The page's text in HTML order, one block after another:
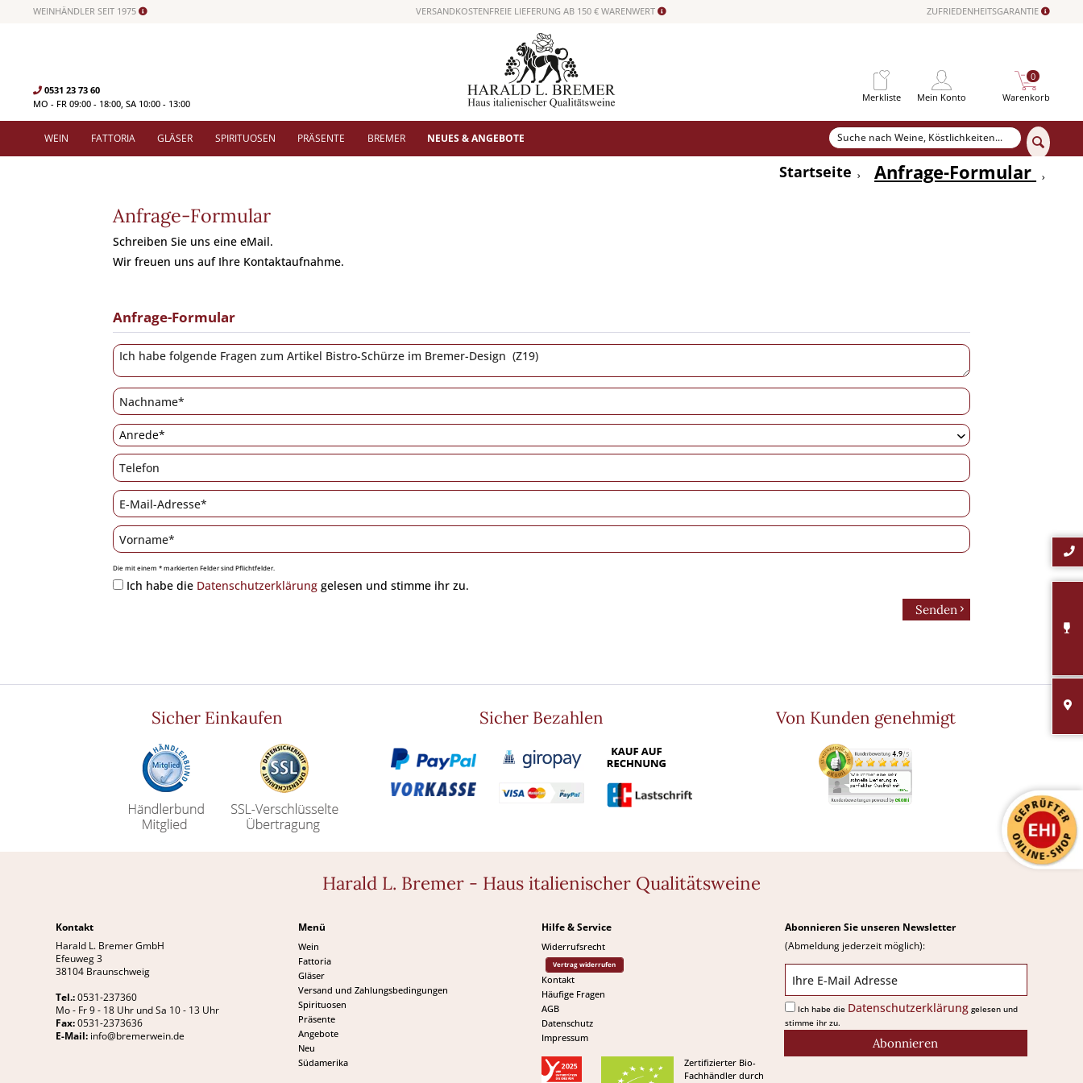
WEINHÄNDLER SEIT 1975 VERSANDKOSTENFREIE LIEFERUNG AB 150 € WARENWERT ZUFRIEDENHEITSGARANTIE
0531 23 73 60
MO - FR 09:00 - 18:00, SA 10:00 - 13:00
Merkliste Mein Konto Warenkorb
0
WEIN FATTORIA GLÄSER SPIRITUOSEN PRÄSENTE BREMER NEUES & ANGEBOTE
Startseite
Anfrage-Formular
Anfrage-Formular
Schreiben Sie uns eine eMail.
Wir freuen uns auf Ihre Kontaktaufnahme.
Anfrage-Formular
Die mit einem * markierten Felder sind Pflichtfelder.
Ich habe die Datenschutzerklärung gelesen und stimme ihr zu.
Senden
Sicher Einkaufen Sicher Bezahlen Von Kunden genehmigt
Harald L. Bremer - Haus italienischer Qualitätsweine
Kontakt
Harald L. Bremer GmbH
Efeuweg 3
38104 Braunschweig
Tel.:0531-237360
Mo - Fr 9 - 18 Uhr und Sa 10 - 13 Uhr
Fax:0531-2373636
E-Mail: info@bremerwein.de
Menü
Wein
Fattoria
Gläser
Versand und Zahlungsbedingungen
Spirituosen
Präsente
Angebote
Neu
Südamerika
Hilfe & Service
Widerrufsrecht
Vertrag widerrufen
Kontakt
Häufige Fragen
AGB
Datenschutz
Impressum
Zertifizierter Bio-
Fachhändler durch
Abonnieren Sie unseren Newsletter
(Abmeldung jederzeit möglich):
Ich habe die Datenschutzerklärunggelesen und
stimme ihr zu.
Abonnieren